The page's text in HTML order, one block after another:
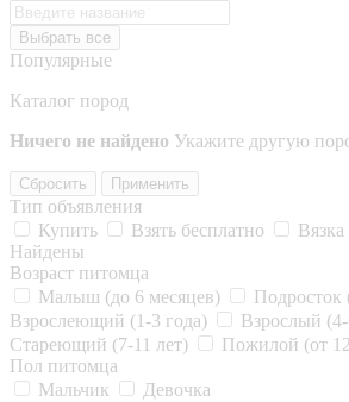
Выбрать все
Популярные
Каталог пород
Ничего не найдено Укажите другую
Сбросить Применить
Тип объявления
Купить
Взять бесплатно Вязка
Найдены
Возраст питомца
Малыш (до 6 месяцев)
Подросток
Взрослеющий (1-3 года)
Взрослый
Стареющий (7-11 лет)
Пожилой (от
Пол питомца
Мальчик
Девочка